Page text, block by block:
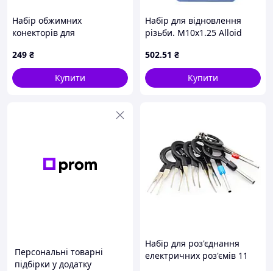
Набір обжимних
конекторів для
електропроводки Intertool
144шт (TC-9010)
249 ₴
Купити
Набір для відновлення
різьби. М10х1.25 Alloid
502.51 ₴
Купити
Персональні товарні
підбірки у додатку
Набір для роз'єднання
електричних роз'ємів 11